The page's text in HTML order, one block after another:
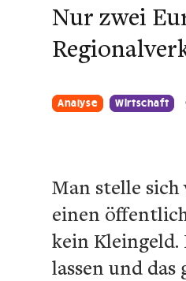
Nur zwei
Analyse Wirtschaft
Man stelle
einen
kein Kleingeld.
lassen und das